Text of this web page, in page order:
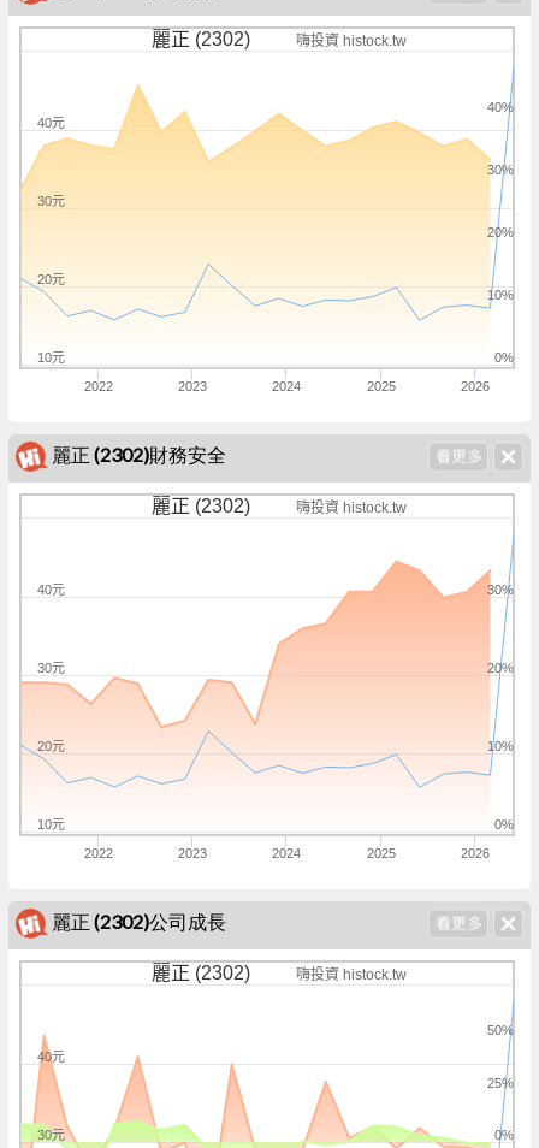
麗正 (2302) 嗨投資 histock.tw
2022 2023 2024 2025 2026
0%
10%
20%
30%
40%
10元
20元
30元
40元
麗正 (2302)財務安全
麗正 (2302) 嗨投資 histock.tw
2022 2023 2024 2025 2026
0%
10%
20%
30%
10元
20元
30元
40元
麗正 (2302)公司成長
麗正 (2302) 嗨投資 histock.tw
0%
25%
50%
30元
40元